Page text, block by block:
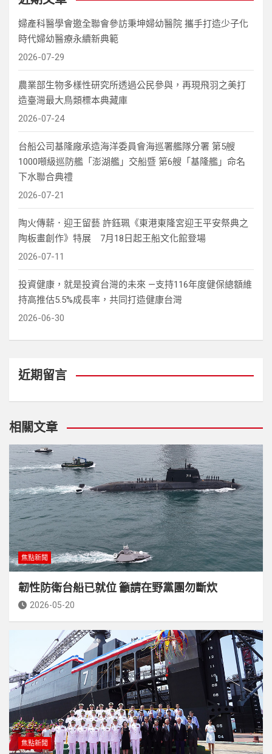
婦產科醫學會邀全聯會參訪秉坤婦幼醫院 攜手打造少子化
時代婦幼醫療永續新典範
2026-07-29
農業部生物多樣性研究所透過公民參與，再現飛羽之美打
造臺灣最大鳥類標本典藏庫
2026-07-24
台船公司基隆廠承造海洋委員會海巡署艦隊分署 第5艘
1000噸級巡防艦「澎湖艦」交船暨 第6艘「基隆艦」命名
下水聯合典禮
2026-07-21
陶火傳薪．迎王留藝 許鈺珮《東港東隆宮迎王平安祭典之
陶板畫創作》特展 7月18日起王船文化館登場
2026-07-11
投資健康，就是投資台灣的未來 —支持116年度健保總額維
持高推估5.5%成長率，共同打造健康台灣
2026-06-30
近期留言
相關文章
焦點新聞
韌性防衛台船已就位 籲請在野黨團勿斷炊
2026-05-20
焦點新聞